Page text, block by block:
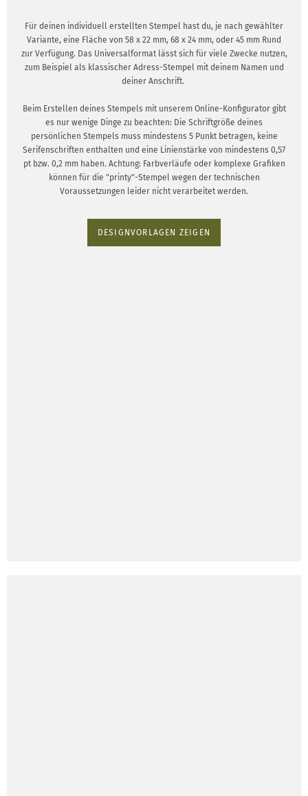
Für deinen individuell erstellten Stempel hast du, je nach gewählter
Variante, eine Fläche von 58 x 22 mm, 68 x 24 mm, oder 45 mm Rund
zur Verfügung. Das Universalformat lässt sich für viele Zwecke nutzen,
zum Beispiel als klassischer Adress-Stempel mit deinem Namen und
deiner Anschrift.
Beim Erstellen deines Stempels mit unserem Online-Konfigurator gibt
es nur wenige Dinge zu beachten: Die Schriftgröße deines
persönlichen Stempels muss mindestens 5 Punkt betragen, keine
Serifenschriften enthalten und eine Linienstärke von mindestens 0,57
pt bzw. 0,2 mm haben. Achtung: Farbverläufe oder komplexe Grafiken
können für die "printy"-Stempel wegen der technischen
Voraussetzungen leider nicht verarbeitet werden.
DESIGNVORLAGEN ZEIGEN